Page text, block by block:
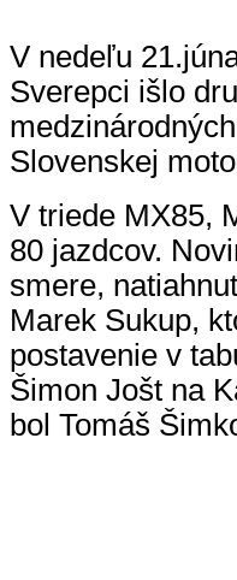
V nedeľu
Sverepci išlo
Slovenskej
V triede MX85,
80 jazdcov.
smere,
Marek Sukup,
postavenie v
Šimon Jošt na
bol Tomáš